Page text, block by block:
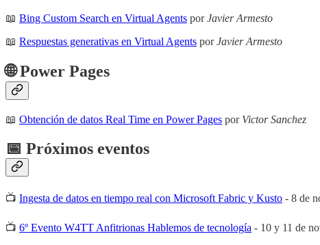
📖 Bing Custom Search en Virtual Agents porJavier Armesto
📖 Respuestas generativas en Virtual Agents porJavier Armesto
🌐 Power Pages
📖 Obtención de datos Real Time en Power Pages por Victor Sanchez
📅 Próximos eventos
📺 Ingesta de datos en tiempo real con Microsoft Fabric y Kusto - 8 de
📺 6º Evento W4TT Anfitrionas Hablemos de tecnología - 10 y 11 de